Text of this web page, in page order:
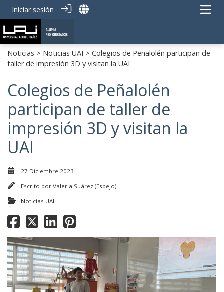
Iniciar sesión
Noticias > Noticias UAI > Colegios de Peñalolén participan de
taller de impresión 3D y visitan la UAI
Colegios de Peñalolén
participan de taller de
impresión 3D y visitan la
UAI
27 Diciembre 2023
Escrito por Valeria Suárez (Espejo)
Noticias UAI